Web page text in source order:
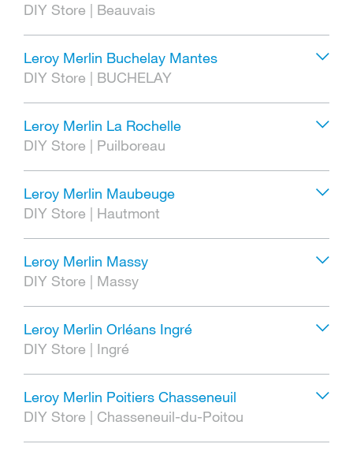
DIY Store | Beauvais
Leroy Merlin Buchelay Mantes
DIY Store | BUCHELAY
Leroy Merlin La Rochelle
DIY Store | Puilboreau
Leroy Merlin Maubeuge
DIY Store | Hautmont
Leroy Merlin Massy
DIY Store | Massy
Leroy Merlin Orléans Ingré
DIY Store | Ingré
Leroy Merlin Poitiers Chasseneuil
DIY Store | Chasseneuil-du-Poitou